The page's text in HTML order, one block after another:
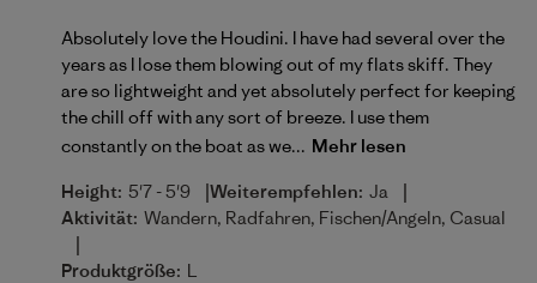
Absolutely love the Houdini. I have had several over the
years as I lose them blowing out of my flats skiff. They
are so lightweight and yet absolutely perfect for keeping
the chill off with any sort of breeze. I use them
constantly on the boat as we... Mehr lesen
Height: 5'7 - 5'9 |Weiterempfehlen: Ja |
Aktivität: Wandern, Radfahren, Fischen/Angeln, Casual
|
Produktgröße: L